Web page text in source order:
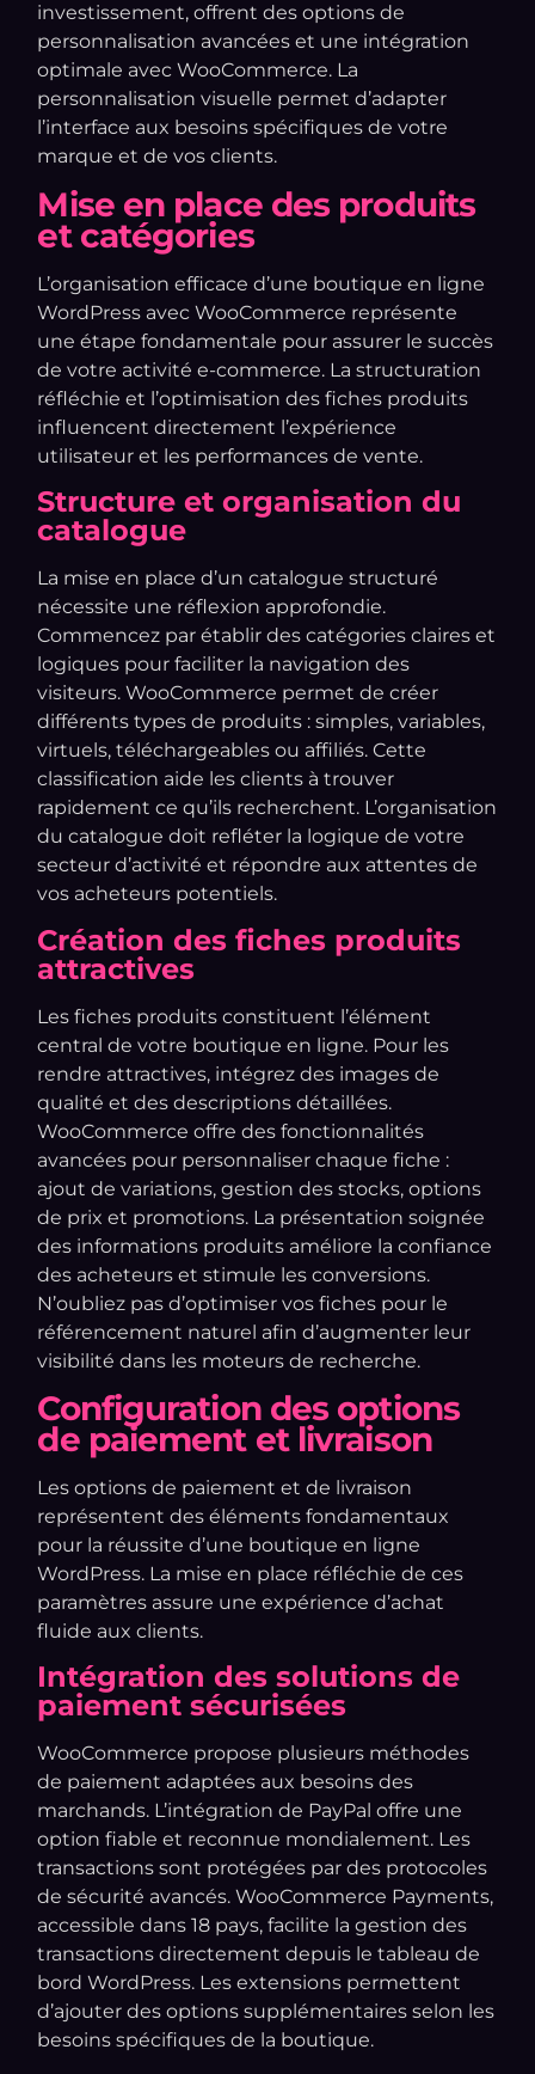
investissement, offrent des options de
personnalisation avancées et une intégration
optimale avec WooCommerce. La
personnalisation visuelle permet d’adapter
l’interface aux besoins spécifiques de votre
marque et de vos clients.
Mise en place des produits
et catégories
L’organisation efficace d’une boutique en ligne
WordPress avec WooCommerce représente
une étape fondamentale pour assurer le succès
de votre activité e-commerce. La structuration
réfléchie et l’optimisation des fiches produits
influencent directement l’expérience
utilisateur et les performances de vente.
Structure et organisation du
catalogue
La mise en place d’un catalogue structuré
nécessite une réflexion approfondie.
Commencez par établir des catégories claires et
logiques pour faciliter la navigation des
visiteurs. WooCommerce permet de créer
différents types de produits : simples, variables,
virtuels, téléchargeables ou affiliés. Cette
classification aide les clients à trouver
rapidement ce qu’ils recherchent. L’organisation
du catalogue doit refléter la logique de votre
secteur d’activité et répondre aux attentes de
vos acheteurs potentiels.
Création des fiches produits
attractives
Les fiches produits constituent l’élément
central de votre boutique en ligne. Pour les
rendre attractives, intégrez des images de
qualité et des descriptions détaillées.
WooCommerce offre des fonctionnalités
avancées pour personnaliser chaque fiche :
ajout de variations, gestion des stocks, options
de prix et promotions. La présentation soignée
des informations produits améliore la confiance
des acheteurs et stimule les conversions.
N’oubliez pas d’optimiser vos fiches pour le
référencement naturel afin d’augmenter leur
visibilité dans les moteurs de recherche.
Configuration des options
de paiement et livraison
Les options de paiement et de livraison
représentent des éléments fondamentaux
pour la réussite d’une boutique en ligne
WordPress. La mise en place réfléchie de ces
paramètres assure une expérience d’achat
fluide aux clients.
Intégration des solutions de
paiement sécurisées
WooCommerce propose plusieurs méthodes
de paiement adaptées aux besoins des
marchands. L’intégration de PayPal offre une
option fiable et reconnue mondialement. Les
transactions sont protégées par des protocoles
de sécurité avancés. WooCommerce Payments,
accessible dans 18 pays, facilite la gestion des
transactions directement depuis le tableau de
bord WordPress. Les extensions permettent
d’ajouter des options supplémentaires selon les
besoins spécifiques de la boutique.